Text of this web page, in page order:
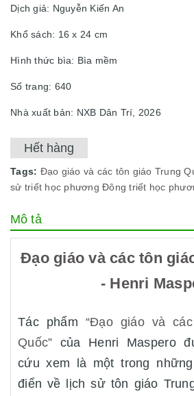
Dịch giả: Nguyễn Kiến An
Khổ sách: 16 x 24 cm
Hình thức bìa: Bìa mềm
Số trang: 640
Nhà xuất bản: NXB Dân Trí, 2026
Hết hàng
Tags: Đạo giáo và các tôn giáo Trung
sử triết học phương Đông triết học
Mô tả
Đạo giáo và các tôn
- Henri
Tác phẩm “Đạo giáo và
Quốc” của Henri Maspero
cứu xem là một trong
điển về lịch sử tôn giáo